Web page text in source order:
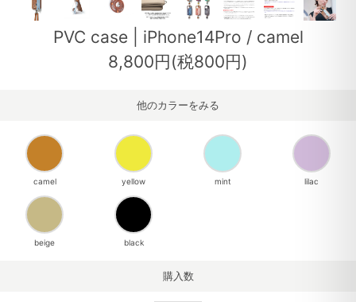
PVC case | iPhone14Pro / camel
8,800円(税800円)
他のカラーをみる
camel yellow mint lilac
beige black
購入数